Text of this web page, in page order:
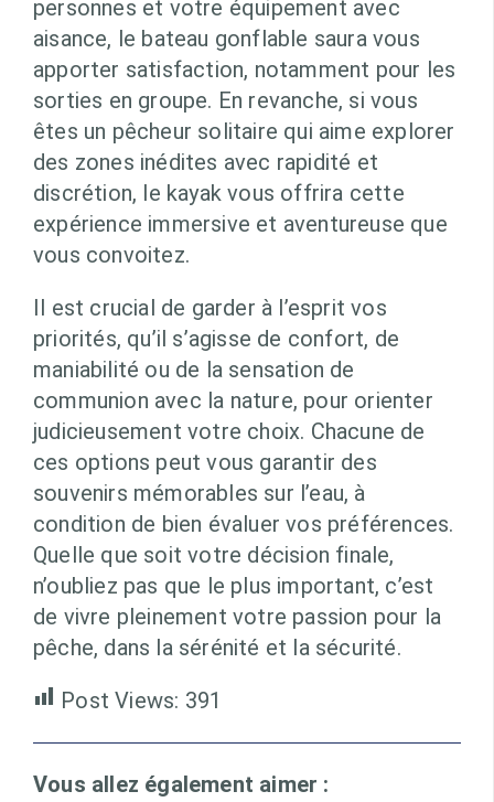
personnes et votre équipement avec
aisance, le bateau gonflable saura vous
apporter satisfaction, notamment pour les
sorties en groupe. En revanche, si vous
êtes un pêcheur solitaire qui aime explorer
des zones inédites avec rapidité et
discrétion, le kayak vous offrira cette
expérience immersive et aventureuse que
vous convoitez.
Il est crucial de garder à l’esprit vos
priorités, qu’il s’agisse de confort, de
maniabilité ou de la sensation de
communion avec la nature, pour orienter
judicieusement votre choix. Chacune de
ces options peut vous garantir des
souvenirs mémorables sur l’eau, à
condition de bien évaluer vos préférences.
Quelle que soit votre décision finale,
n’oubliez pas que le plus important, c’est
de vivre pleinement votre passion pour la
pêche, dans la sérénité et la sécurité.
Post Views: 391
Vous allez également aimer :